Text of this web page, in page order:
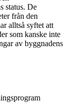
status. De
från den
alltså syftet att
som kanske inte
av byggnadens